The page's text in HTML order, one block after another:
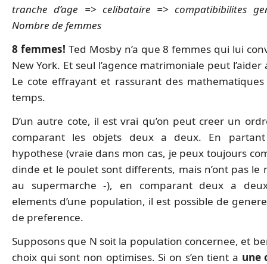
tranche d’age => celibataire => compatibibilites
Nombre de femmes
8 femmes! Ted Mosby n’a que 8 femmes qui lui
New York. Et seul l’agence matrimoniale peut
Le cote effrayant et rassurant des
temps.
D’un autre cote, il est vrai qu’on peut creer un
comparant les objets deux a deux. En
hypothese (vraie dans mon cas, je peux toujours
dinde et le poulet sont differents, mais n’ont pas le
au supermarche -), en comparant deux a
elements d’une population, il est possible de
de preference.
Supposons que N soit la population concernee, et
choix qui sont non optimises. Si on s’en tient a une